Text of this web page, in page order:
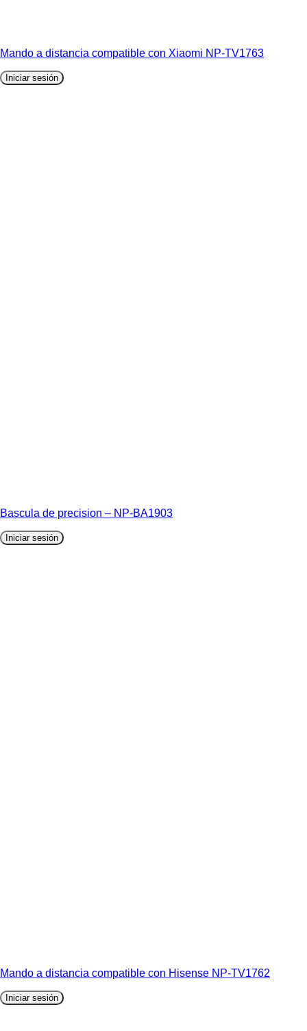
Mando a distancia compatible con Xiaomi NP-TV1763
Iniciar sesión
Bascula de precision – NP-BA1903
Iniciar sesión
Mando a distancia compatible con Hisense NP-TV1762
Iniciar sesión